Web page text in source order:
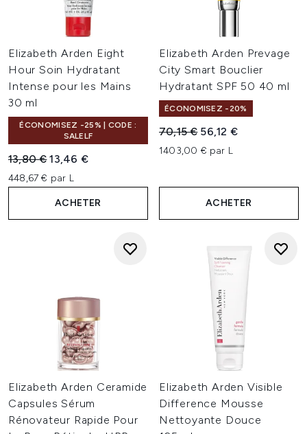
Elizabeth Arden Eight
Hour Soin Hydratant
Intense pour les Mains
30 ml
ÉCONOMISEZ -25% | CODE :
SALELF
Prix de vente :
13,80 €Prix ​​actuel :
13,46 €
448,67 € par L
ACHETER
Elizabeth Arden Prevage
City Smart Bouclier
Hydratant SPF 50 40 ml
ÉCONOMISEZ -20%
Prix de vente :
70,15 € Prix ​​actuel :
56,12 €
1403,00 € par L
ACHETER
Elizabeth Arden Ceramide
Capsules Sérum
Rénovateur Rapide Pour
Elizabeth Arden Visible
Difference Mousse
Nettoyante Douce